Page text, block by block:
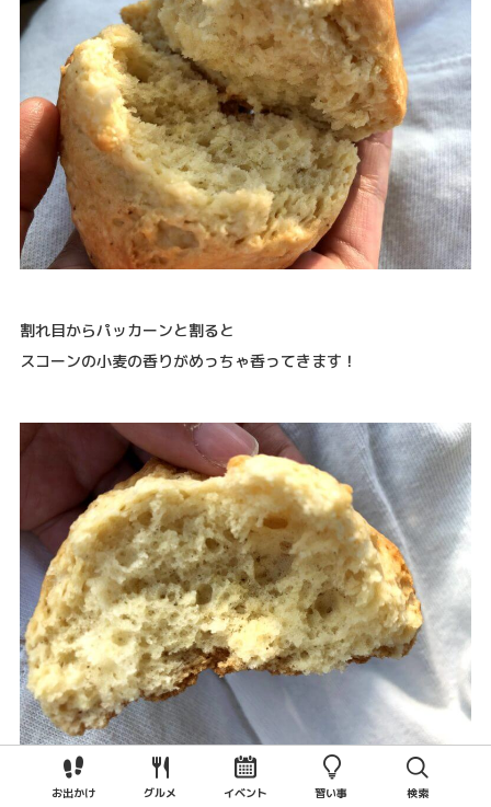
割れ目からパッカーンと割ると
スコーンの小麦の香りがめっちゃ香ってきます！
お出かけ グルメ イベント 習い事 検索